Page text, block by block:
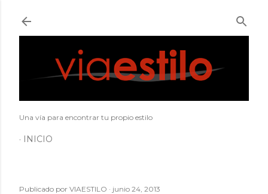
Una vía para encontrar tu propio estilo
INICIO
Publicado por VIAESTILO junio 24, 2013